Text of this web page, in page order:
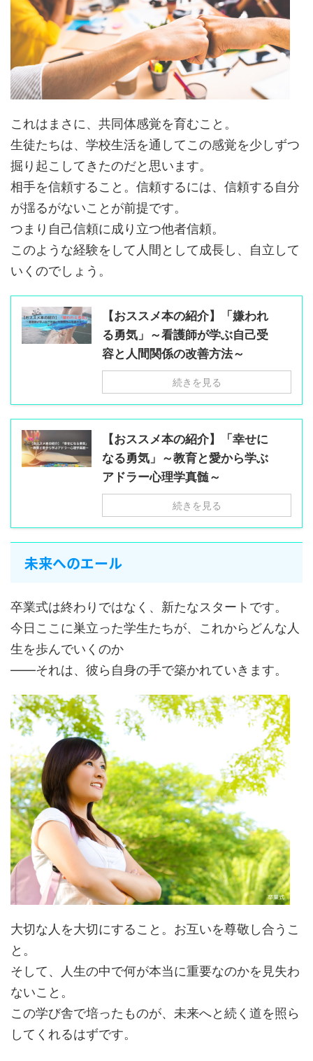
これはまさに、共同体感覚を育むこと。
生徒たちは、学校生活を通してこの感覚を少しずつ
掘り起こしてきたのだと思います。
相手を信頼すること。信頼するには、信頼する自分
が揺るがないことが前提です。
つまり自己信頼に成り立つ他者信頼。
このような経験をして人間として成長し、自立して
いくのでしょう。
【おススメ本の紹介】「嫌われ
る勇気」～看護師が学ぶ自己受
容と人間関係の改善方法～
続きを見る
【おススメ本の紹介】「幸せに
なる勇気」～教育と愛から学ぶ
アドラー心理学真髄～
続きを見る
未来へのエール
卒業式は終わりではなく、新たなスタートです。
今日ここに巣立った学生たちが、これからどんな人
生を歩んでいくのか
——それは、彼ら自身の手で築かれていきます。
大切な人を大切にすること。お互いを尊敬し合うこ
と。
そして、人生の中で何が本当に重要なのかを見失わ
ないこと。
この学び舎で培ったものが、未来へと続く道を照ら
してくれるはずです。